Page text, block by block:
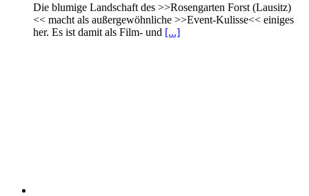
Die blumige Landschaft des >>Rosengarten Forst (Lausitz)
<< macht als außergewöhnliche >>Event-Kulisse<< einiges
her. Es ist damit als Film- und [...]